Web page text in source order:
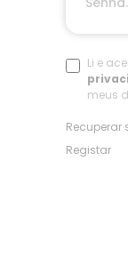
Li e
meus
Recuperar
Registar